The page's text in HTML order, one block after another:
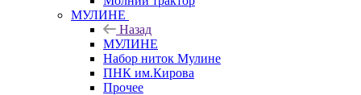
МУЛИНЕ
Назад
МУЛИНЕ
Набор ниток Мулине
ПНК им.Кирова
Прочее